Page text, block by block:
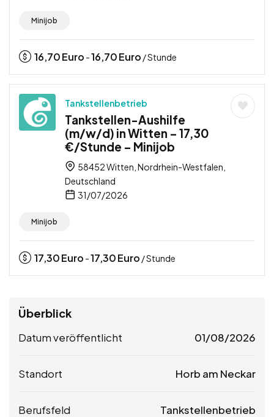
Minijob
16,70Euro -16,70Euro / Stunde
Tankstellenbetrieb
Tankstellen-Aushilfe
(m/w/d) in Witten – 17,30
€/Stunde – Minijob
58452 Witten, Nordrhein-Westfalen,
Deutschland
31/07/2026
Minijob
17,30Euro -17,30Euro / Stunde
Überblick
Datum veröffentlicht 01/08/2026
Standort Horb am Neckar
Berufsfeld Tankstellenbetrieb